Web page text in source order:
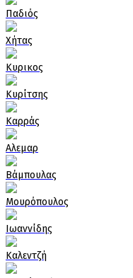
Παδιός
Χήτας
Κυρικος
Κυρίτσης
Καρράς
Αλεμαρ
Βάμπουλας
Μουρόπουλος
Ιωαννίδης
Καλεντζή